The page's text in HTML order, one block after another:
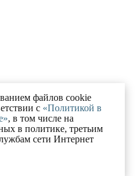
файлов cookie
с «Политикой в
, в том числе на
в политике, третьим
сети Интернет